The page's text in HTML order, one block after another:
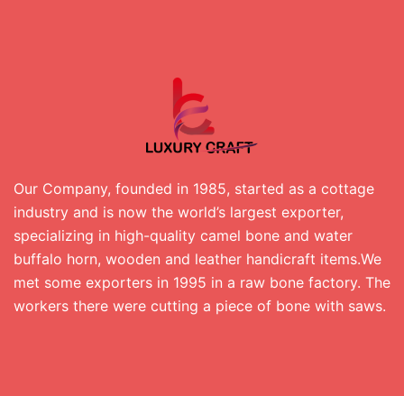
Our Company, founded in 1985, started as a cottage
industry and is now the world’s largest exporter,
specializing in high-quality camel bone and water
buffalo horn, wooden and leather handicraft items.We
met some exporters in 1995 in a raw bone factory. The
workers there were cutting a piece of bone with saws.